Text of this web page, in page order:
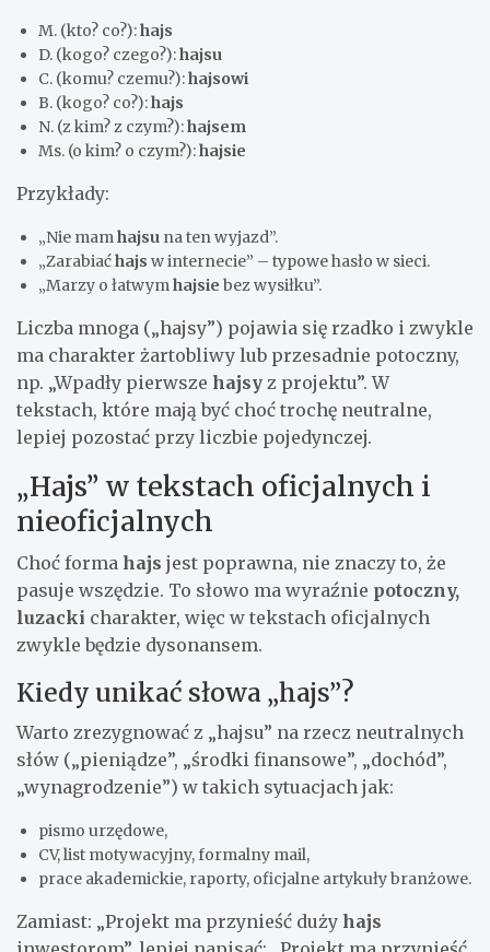
M. (kto? co?):hajs
D. (kogo? czego?):hajsu
C. (komu? czemu?):hajsowi
B. (kogo? co?):hajs
N. (z kim? z czym?):hajsem
Ms. (o kim? o czym?):hajsie
Przykłady:
„Nie mamhajsu na ten wyjazd”.
„Zarabiaćhajs w internecie” – typowe hasło w sieci.
„Marzy o łatwymhajsie bez wysiłku”.
Liczba mnoga („hajsy”) pojawia się rzadko i zwykle
ma charakter żartobliwy lub przesadnie potoczny,
np. „Wpadły pierwsze hajsy z projektu”. W
tekstach, które mają być choć trochę neutralne,
lepiej pozostać przy liczbie pojedynczej.
„Hajs” w tekstach oficjalnych i
nieoficjalnych
Choć forma hajs jest poprawna, nie znaczy to, że
pasuje wszędzie. To słowo ma wyraźnie potoczny,
luzacki charakter, więc w tekstach oficjalnych
zwykle będzie dysonansem.
Kiedy unikać słowa „hajs”?
Warto zrezygnować z „hajsu” na rzecz neutralnych
słów („pieniądze”, „środki finansowe”, „dochód”,
„wynagrodzenie”) w takich sytuacjach jak:
pismo urzędowe,
CV, list motywacyjny, formalny mail,
prace akademickie, raporty, oficjalne artykuły branżowe.
Zamiast: „Projekt ma przynieść duży hajs